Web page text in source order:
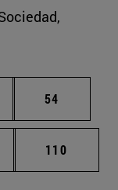
intermedias
Página
54
intermedias
Página
110